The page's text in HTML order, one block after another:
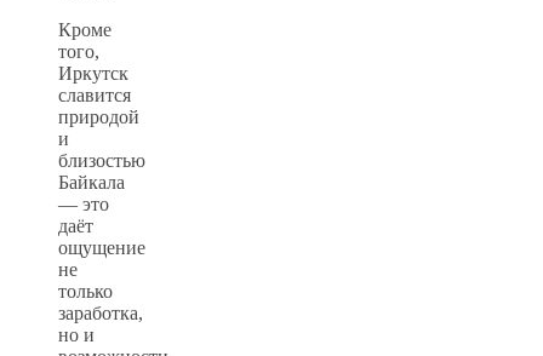
Кроме
того,
Иркутск
славится
природой
и
близостью
Байкала
— это
даёт
ощущение
не
только
заработка,
но и